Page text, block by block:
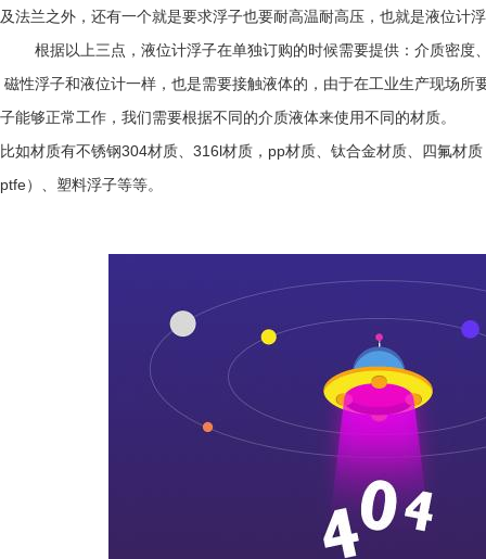
及法兰之外，还有一个就是要求浮子也要耐高温耐高压，也就是液位计
根据以上三点，液位计浮子在单独订购的时候需要提供：介质密度
磁性浮子和液位计一样，也是需要接触液体的，由于在工业生产现场所
子能够正常工作，我们需要根据不同的介质液体来使用不同的材质。
比如材质有不锈钢304材质、 316l材质， pp材质、钛合金材质、四氟材
ptfe）、塑料浮子等等。